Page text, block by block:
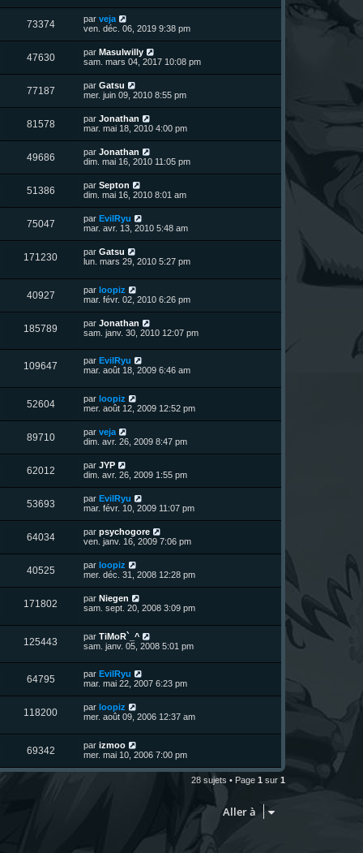
a
g
e
s
m
e
s
s
a
g
u
n
i
e
r
m
e
s
s
a
g
e
73374V
u
s
D
e
i
e
r
m
e
s
s
a
g
e
par veja
ven. déc. 06, 2019 9:38 pm
47630V
u
s
D
e
i
e
r
m
e
s
s
a
g
e
par Masulwilly
sam. mars 04, 2017 10:08 pm
77187V
u
s
D
e
i
e
r
m
e
s
s
a
g
e
par Gatsu
mer. juin 09, 2010 8:55 pm
81578V
u
s
D
e
i
e
r
m
e
s
s
a
g
e
par Jonathan
mar. mai 18, 2010 4:00 pm
49686V
u
s
D
e
i
e
r
m
e
s
s
a
g
e
par Jonathan
dim. mai 16, 2010 11:05 pm
51386V
u
s
D
e
i
e
r
m
e
s
a
g
e
par Septon
dim. mai 16, 2010 8:01 am
75047V
u
D
e
i
e
e
s
s
a
g
par EvilRyu
mar. avr. 13, 2010 5:48 am
171230V
u
D
e
n
i
e
e
s
s
a
g
par Gatsu
lun. mars 29, 2010 5:27 pm
40927V
u
D
e
i
e
r
m
e
s
s
a
g
par loopiz
mar. févr. 02, 2010 6:26 pm
185789
u
s
D
e
n
i
e
m
e
s
s
a
g
par Jonathan
sam. janv. 30, 2010 12:07 pm
109647
u
D
e
n
i
e
e
s
s
a
g
e
par EvilRyu
mar. août 18, 2009 6:46 am
52604V
u
s
D
e
i
e
r
m
e
s
s
a
g
e
par loopiz
mer. août 12, 2009 12:52 pm
89710V
u
s
D
e
i
e
r
m
e
s
s
a
g
e
par veja
dim. avr. 26, 2009 8:47 pm
62012V
u
s
D
e
i
e
r
m
e
s
s
a
g
e
par JYP
dim. avr. 26, 2009 1:55 pm
53693V
u
s
D
e
i
e
r
m
e
s
s
a
g
e
par EvilRyu
mar. févr. 10, 2009 11:07 pm
64034V
u
s
D
e
i
e
r
m
e
s
a
g
par psychogore
ven. janv. 16, 2009 7:06 pm
40525V
u
D
e
i
e
e
s
s
a
g
par loopiz
mer. déc. 31, 2008 12:28 pm
171802
u
s
D
e
n
i
e
m
e
s
s
a
g
par Niegen
sam. sept. 20, 2008 3:09 pm
125443
u
D
e
n
i
e
r
m
e
s
s
a
g
par TiMoR`_^
sam. janv. 05, 2008 5:01 pm
64795V
u
D
e
i
e
e
s
s
par EvilRyu
mar. mai 22, 2007 6:23 pm
118200V
u
s
D
e
n
i
e
m
par loopiz
mer. août 09, 2006 12:37 am
69342V
u
D
e
n
par izmoo
mer. mai 10, 2006 7:00 pm
28 sujets • Page 1 sur 1
Aller à